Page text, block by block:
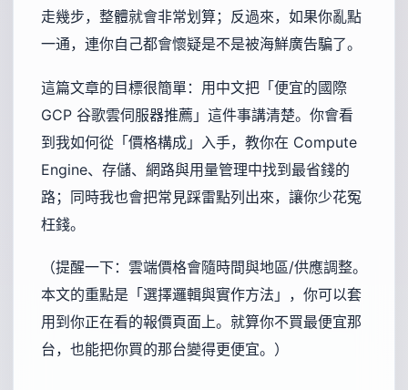
走幾步，整體就會非常划算；反過來，如果你亂點
一通，連你自己都會懷疑是不是被海鮮廣告騙了。
這篇文章的目標很簡單：用中文把「便宜的國際
GCP 谷歌雲伺服器推薦」這件事講清楚。你會看
到我如何從「價格構成」入手，教你在 Compute
Engine、存儲、網路與用量管理中找到最省錢的
路；同時我也會把常見踩雷點列出來，讓你少花冤
枉錢。
（提醒一下：雲端價格會隨時間與地區/供應調整。
本文的重點是「選擇邏輯與實作方法」，你可以套
用到你正在看的報價頁面上。就算你不買最便宜那
台，也能把你買的那台變得更便宜。）